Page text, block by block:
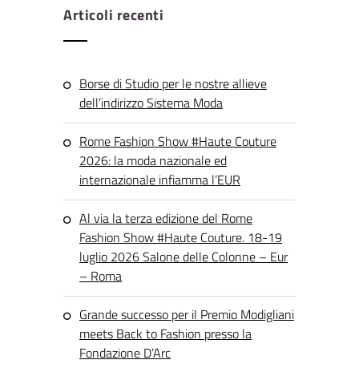
Articoli recenti
Borse di Studio per le nostre allieve
dell’indirizzo Sistema Moda
Rome Fashion Show #Haute Couture
2026: la moda nazionale ed
internazionale infiamma l’EUR
Al via la terza edizione del Rome
Fashion Show #Haute Couture. 18-19
luglio 2026 Salone delle Colonne – Eur
– Roma
Grande successo per il Premio Modigliani
meets Back to Fashion presso la
Fondazione D’Arc